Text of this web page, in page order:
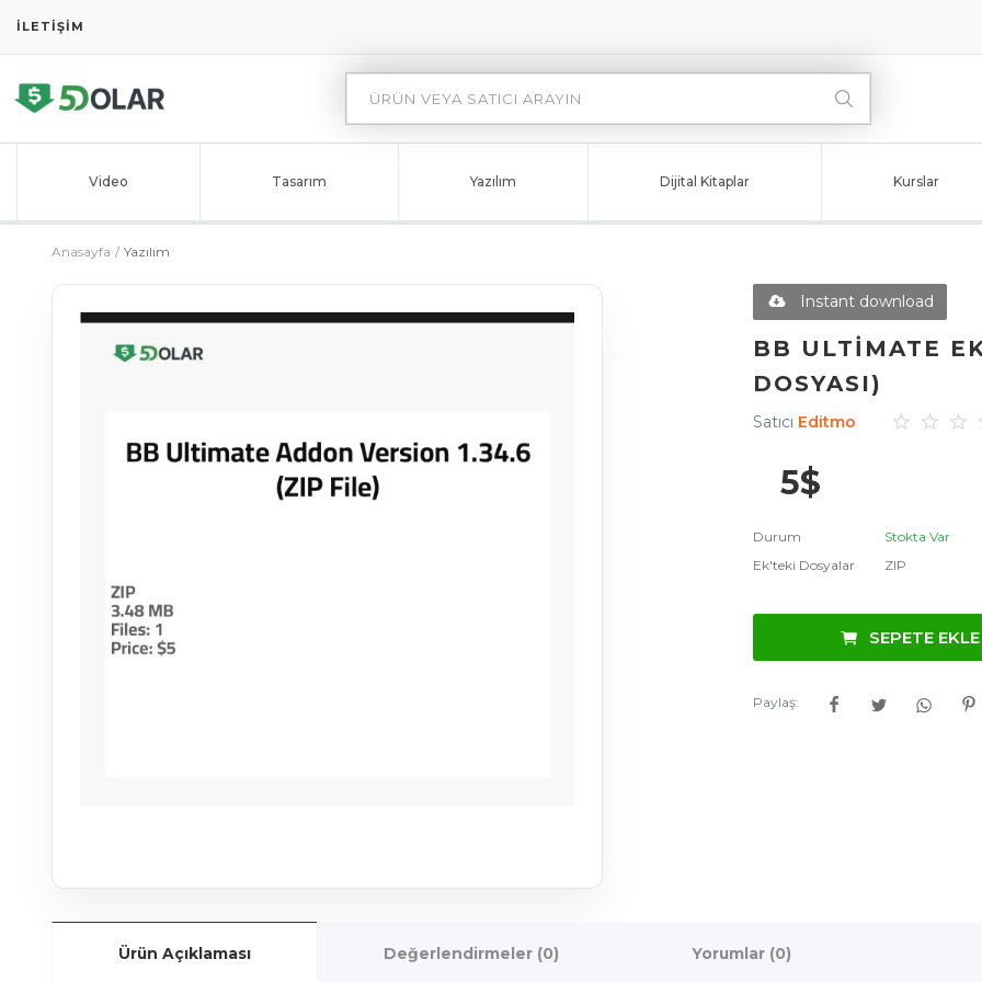
İLETIŞIM
Video Tasarım Yazılım Dijital Kitaplar Kurslar
Anasayfa Yazılım
Instant download
BB ULTIMATE
DOSYASI)
Satıcı Editmo
5$
Durum
Stokta Var
Ek'teki Dosyalar
ZIP
SEPETE EKLE
Paylaş:
Ürün Açıklaması Değerlendirmeler (0) Yorumlar (0)